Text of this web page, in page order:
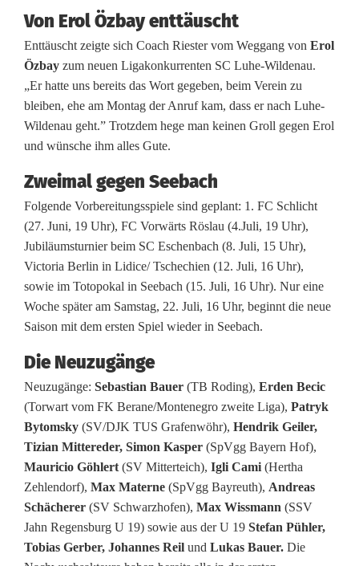
n
d
e
s
l
i
g
a
M
i
t
t
e
f
e
s
t
i
Von Erol Özbay enttäuscht
Enttäuscht zeigte sich Coach Riester vom Weggang von Erol
Özbay zum neuen Ligakonkurrenten SC Luhe-Wildenau.
„Er hatte uns bereits das Wort gegeben, beim Verein zu
bleiben, ehe am Montag der Anruf kam, dass er nach Luhe-
Wildenau geht.” Trotzdem hege man keinen Groll gegen Erol
und wünsche ihm alles Gute.
Zweimal gegen Seebach
Folgende Vorbereitungsspiele sind geplant: 1. FC Schlicht
(27. Juni, 19 Uhr), FC Vorwärts Röslau (4.Juli, 19 Uhr),
Jubiläumsturnier beim SC Eschenbach (8. Juli, 15 Uhr),
Victoria Berlin in Lidice/ Tschechien (12. Juli, 16 Uhr),
sowie im Totopokal in Seebach (15. Juli, 16 Uhr). Nur eine
Woche später am Samstag, 22. Juli, 16 Uhr, beginnt die neue
Saison mit dem ersten Spiel wieder in Seebach.
Die Neuzugänge
Neuzugänge: Sebastian Bauer (TB Roding), Erden Becic
(Torwart vom FK Berane/Montenegro zweite Liga), Patryk
Bytomsky (SV/DJK TUS Grafenwöhr), Hendrik Geiler,
Tizian Mittereder, Simon Kasper (SpVgg Bayern Hof),
Mauricio Göhlert (SV Mitterteich), Igli Cami (Hertha
Zehlendorf), Max Materne (SpVgg Bayreuth), Andreas
Schächerer (SV Schwarzhofen), Max Wissmann (SSV
Jahn Regensburg U 19) sowie aus der U 19 Stefan Pühler,
Tobias Gerber, Johannes Reil und Lukas Bauer. Die